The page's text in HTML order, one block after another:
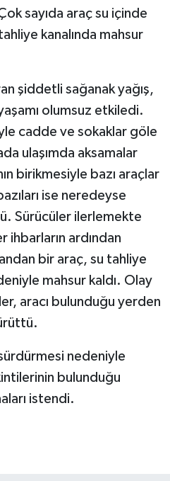
sayıda araç su içinde
kanalında mahsur
şiddetli sağanak yağış,
olumsuz etkiledi.
cadde ve sokaklar göle
ulaşımda aksamalar
birikmesiyle bazı araçlar
ise neredeyse
Sürücüler ilerlemekte
ihbarların ardından
bir araç, su tahliye
mahsur kaldı. Olay
aracı bulunduğu yerden
nedeniyle
bulunduğu
istendi.